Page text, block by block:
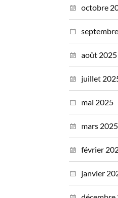
octobre
août 2025
juillet
mai 2025
mars 2025
février
janvier